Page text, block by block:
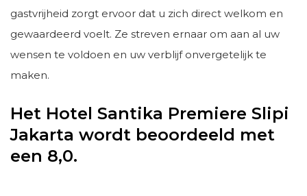
gastvrijheid zorgt ervoor dat u zich direct welkom en
gewaardeerd voelt. Ze streven ernaar om aan al uw
wensen te voldoen en uw verblijf onvergetelijk te
maken.
Het Hotel Santika Premiere Slipi
Jakarta wordt beoordeeld met
een 8,0.